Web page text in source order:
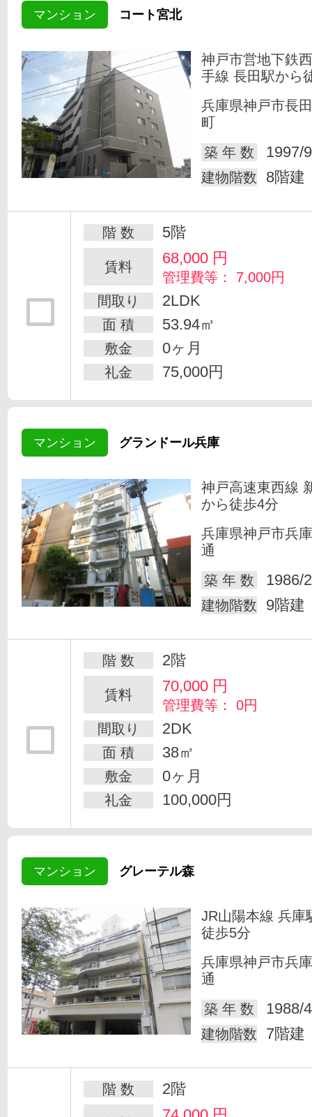
マンション コート宮北
神戸市営地下鉄
手線 長田駅から
兵庫県神戸市長
町
築 年 数
1997/
建物階数 8階建
階 数 5階
賃料 68,000 円
管理費等： 7,000円
間取り
2LDK
面 積 53.94㎡
敷金 0ヶ月
礼金 75,000円
マンション グランドール兵庫
神戸高速東西線
から徒歩4分
兵庫県神戸市兵
通
築 年 数
1986/
建物階数 9階建
階 数 2階
賃料 70,000 円
管理費等： 0円
間取り
2DK
面 積 38㎡
敷金 0ヶ月
礼金 100,000円
マンション グレーテル森
JR山陽本線 兵庫
徒歩5分
兵庫県神戸市兵
通
築 年 数
1988/
建物階数 7階建
階 数 2階